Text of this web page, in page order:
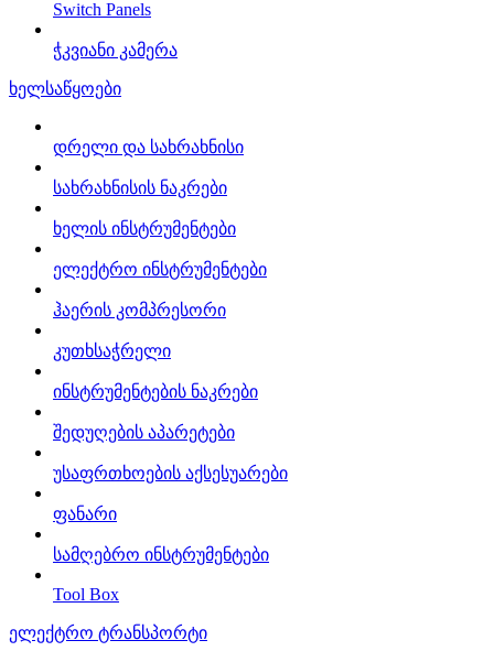
Switch Panels
ჭკვიანი კამერა
ხელსაწყოები
დრელი და სახრახნისი
სახრახნისის ნაკრები
ხელის ინსტრუმენტები
ელექტრო ინსტრუმენტები
ჰაერის კომპრესორი
კუთხსაჭრელი
ინსტრუმენტების ნაკრები
შედუღების აპარეტები
უსაფრთხოების აქსესუარები
ფანარი
სამღებრო ინსტრუმენტები
Tool Box
ელექტრო ტრანსპორტი